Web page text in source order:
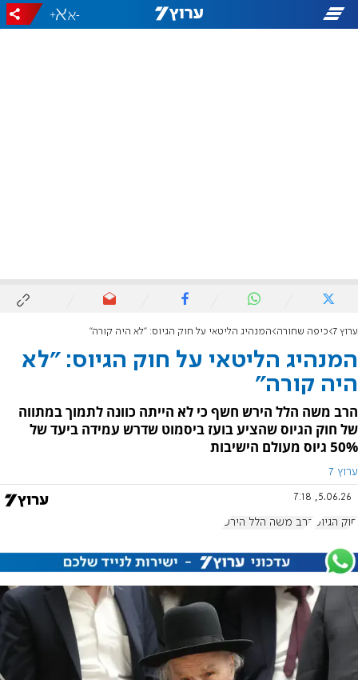
-
+
ערוץ 7 כיפה שחורה המנהיג הליטאי על חוק הגיוס: "לא היה קורה"
המנהיג הליטאי על חוק הגיוס: "לא
היה קורה"
הרב משה הלל הירש חשף כי לא הייתה כוונה לתמוך במתווה
של חוק הגיוס שהציע בועז ביסמוט שדרש עמידה ביעד של
50% גיוס מעולם הישיבות
ערוץ 7
5.06.26, 7:18
חוק הגיוס הרב משה הלל הירש